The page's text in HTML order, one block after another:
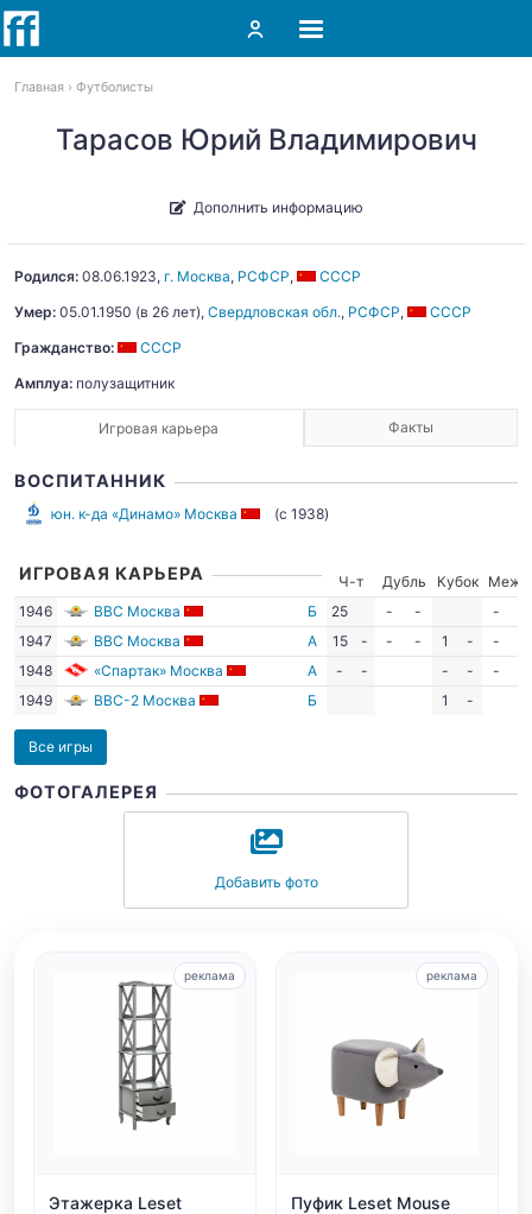
Главная Футболисты
Тарасов Юрий Владимирович
Дополнить информацию
Родился: 08.06.1923, г. Москва, РСФСР,
СССР
Умер: 05.01.1950 (в 26 лет), Свердловская обл., РСФСР,
СССР
Гражданство:
СССР
Амплуа: полузащитник
Игровая карьера Факты
ВОСПИТАННИК
юн. к-да «Динамо» Москва (c 1938)
ИГРОВАЯ КАРЬЕРА Ч-т Дубль Кубок
Межд.
1946
ВВС Москва Б 25 - - -
1947
ВВС Москва А 15 - - - 1 - -
1948
«Спартак» Москва А - - - - -
1949
ВВС-2 Москва Б 1 -
Все игры
ФОТОГАЛЕРЕЯ
Добавить фото
Этажерка Leset
реклама
Пуфик Leset Mouse
реклама